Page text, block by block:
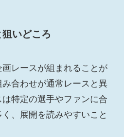
いどころ
レースが組まれることが
合わせが通常レースと異
特定の選手やファンに合
、展開を読みやすいこと